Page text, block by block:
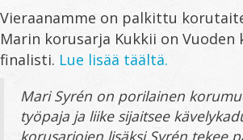
Vieraanamme on palkittu
Marin korusarja Kukkii on Vuoden
finalisti. Lue lisää täältä.
Mari Syrén on porilainen
työpaja ja liike sijaitsee
korusarjojen lisäksi Syrén tekee